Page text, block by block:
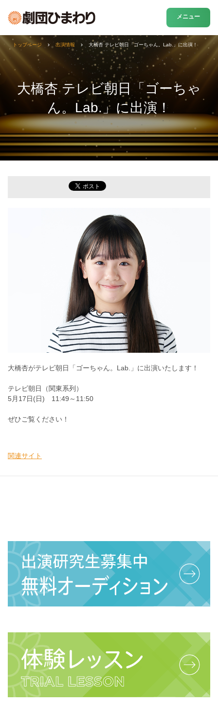
メニュー
大橋杏 テレビ朝日「ゴーちゃ
ん。Lab.」に出演！
トップページ 出演情報 大橋杏 テレビ朝日「ゴーちゃん。Lab.」に出演！
大橋杏がテレビ朝日「ゴーちゃん。Lab.」に出演いたします！
テレビ朝日（関東系列）
5月17日(日) 11:49～11:50
ぜひご覧ください！
関連サイト